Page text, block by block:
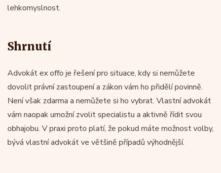
lehkomyslnost.
Shrnutí
Advokát ex offo je řešení pro situace, kdy si nemůžete
dovolit právní zastoupení a zákon vám ho přidělí povinně.
Není však zdarma a nemůžete si ho vybrat. Vlastní advokát
vám naopak umožní zvolit specialistu a aktivně řídit svou
obhajobu. V praxi proto platí, že pokud máte možnost volby,
bývá vlastní advokát ve většině případů výhodnější.